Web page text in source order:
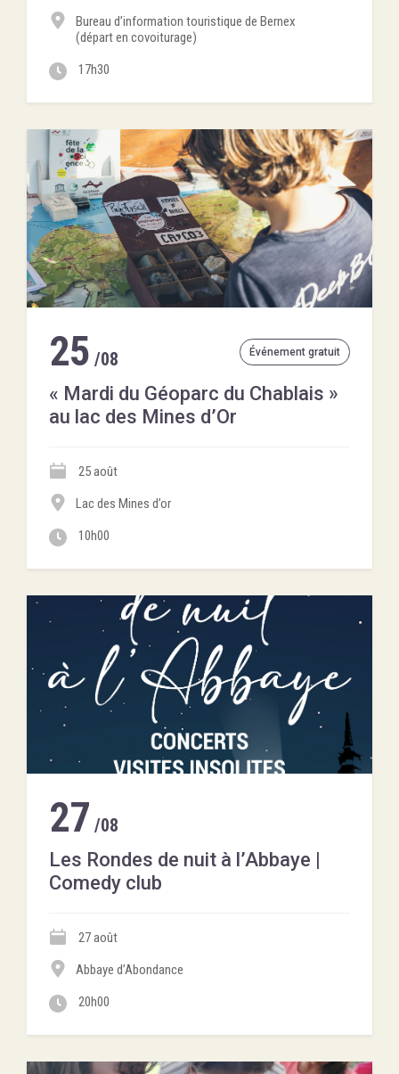
Bureau d’information touristique de Bernex
(départ en covoiturage)
17h30
25 /08
« Mardi du Géoparc du Chablais »
au lac des Mines d’Or
Événement gratuit
25 août
Lac des Mines d’or
10h00
27 /08
Les Rondes de nuit à l’Abbaye |
Comedy club
27 août
Abbaye d’Abondance
20h00